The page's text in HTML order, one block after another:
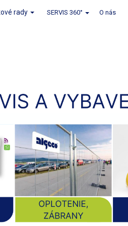
rady SERVIS 360° O nás